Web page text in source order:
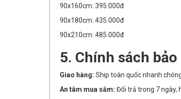
90x160cm: 395.000đ
90x180cm: 435.000đ
90x210cm: 485.000đ
5. Chính sách
Giao hàng: Ship toàn quốc nhanh
An tâm mua sắm: Đổi trả trong 7 ngày,